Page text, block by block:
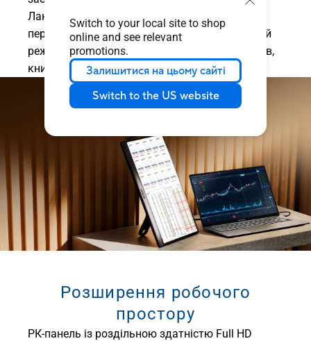
Switch to your local site to shop
online and see relevant
promotions.
Залишитися на цьому сайті
Switch to the US website
Ландшафтний режим ідеально підходить для
перегляду презентацій і таблиць, а портретний
режим надає оптимальний вигляд документів,
книг або веб-сайтів для пристроїв.
Розширення робочого
простору
РК-панель із роздільною здатністю Full HD